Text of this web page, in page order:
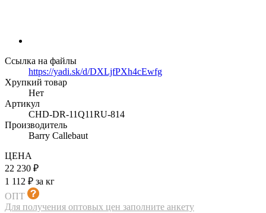
Ссылка на файлы
https://yadi.sk/d/DXLjfPXh4cEwfg
Хрупкий товар
Нет
Артикул
CHD-DR-11Q11RU-814
Производитель
Barry Callebaut
ЦЕНА
22 230 ₽
1 112 ₽ за кг
ОПТ
Для получения оптовых цен заполните анкету